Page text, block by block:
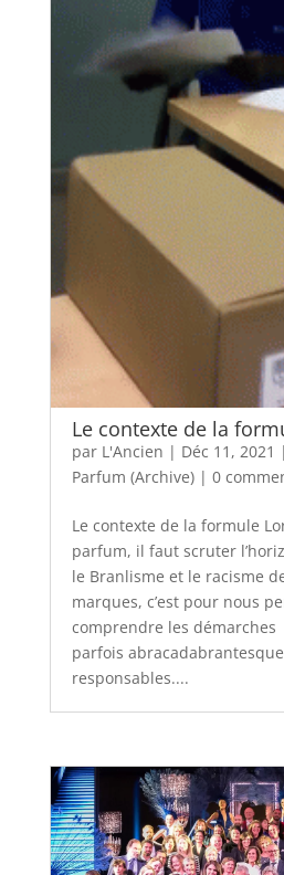
Le contexte de la
par L'Ancien | Déc 11, 2021 |
Parfum (Archive)| 0
Le contexte de la formule
parfum, il faut scruter
le Branlisme et le racisme
marques, c’est pour nous
comprendre les démarches
parfois
responsables....